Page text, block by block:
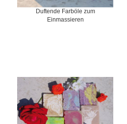
Duftende Farböle zum
Einmassieren